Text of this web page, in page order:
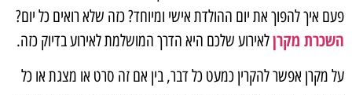
פעם איך להפוך את יום ההולדת אישי ומיוחד? כזה שלא רואים כל יום?
השכרת מקרןלאירוע שלכם היא הדרך המושלמת לאירוע בדיוק כזה.
על מקרן אפשר להקרין כמעט כל דבר, בין אם זה סרט או מצגת או כל